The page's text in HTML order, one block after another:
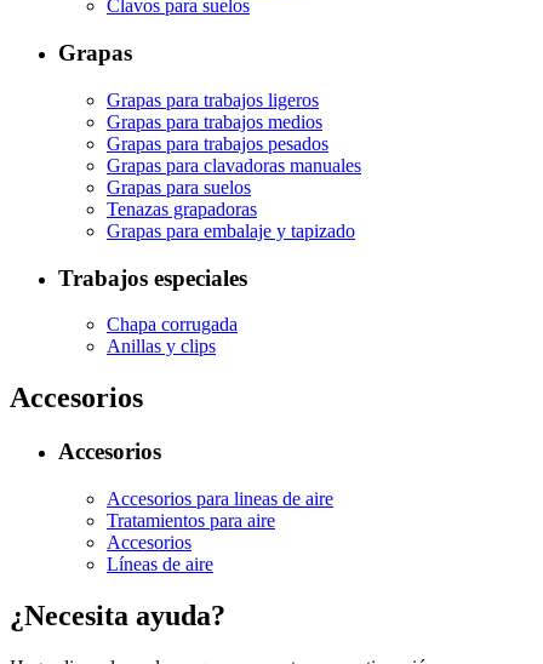
Clavos para suelos
Grapas
Grapas para trabajos ligeros
Grapas para trabajos medios
Grapas para trabajos pesados
Grapas para clavadoras manuales
Grapas para suelos
Tenazas grapadoras
Grapas para embalaje y tapizado
Trabajos especiales
Chapa corrugada
Anillas y clips
Accesorios
Accesorios
Accesorios para lineas de aire
Tratamientos para aire
Accesorios
Líneas de aire
¿Necesita ayuda?